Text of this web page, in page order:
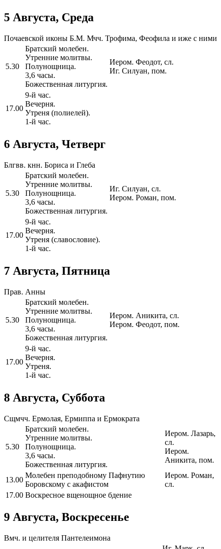
5 Августа, Среда
Почаевской иконы Б.М. Мчч. Трофима, Феофила и иже с ними
5.30
Братский молебен.
Утренние молитвы.
Полунощница.
3,6 часы.
Божественная литургия.
Иером. Феодот, сл.
Иг. Силуан, пом.
17.00
9-й час.
Вечерня.
Утреня (полиелей).
1-й час.
6 Августа, Четверг
Блгвв. кнн. Бориса и Глеба
5.30
Братский молебен.
Утренние молитвы.
Полунощница.
3,6 часы.
Божественная литургия.
Иг. Силуан, сл.
Иером. Роман, пом.
17.00
9-й час.
Вечерня.
Утреня (славословие).
1-й час.
7 Августа, Пятница
Прав. Анны
5.30
Братский молебен.
Утренние молитвы.
Полунощница.
3,6 часы.
Божественная литургия.
Иером. Аникита, сл.
Иером. Феодот, пом.
17.00
9-й час.
Вечерня.
Утреня.
1-й час.
8 Августа, Суббота
Сщмчч. Ермолая, Ермиппа и Ермократа
5.30
Братский молебен.
Утренние молитвы.
Полунощница.
3,6 часы.
Божественная литургия.
Иером. Лазарь,
сл.
Иером.
Аникита, пом.
13.00
Молебен преподобному Пафнутию
Боровскому с акафистом
Иером. Роман,
сл.
17.00 Воскресное вщенощное бдение
9 Августа, Воскресенье
Вмч. и целителя Пантелеимона